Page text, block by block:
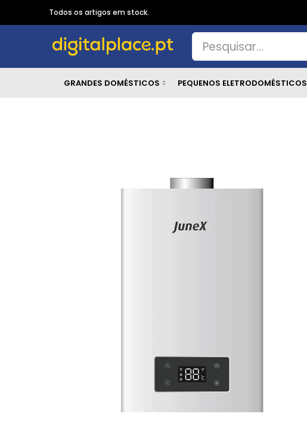
Todos os artigos em stock.
GRANDES DOMÉSTICOS PEQUENOS ELETRODOMÉSTICOS